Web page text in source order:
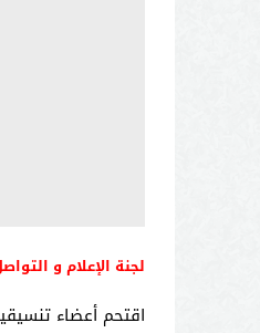
لجنة الإعلام و
اقتحم أعضاء